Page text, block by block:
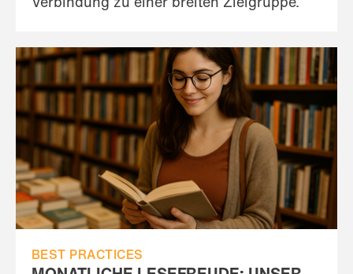
BEST PRACTICES